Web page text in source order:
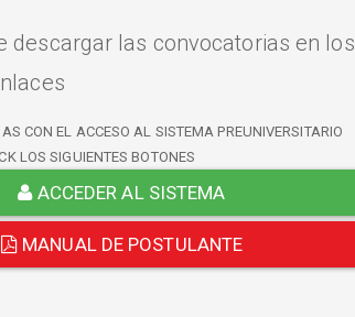
descargar las convocatorias en los
CON EL ACCESO AL SISTEMA PREUNIVERSITARIO
LOS SIGUIENTES BOTONES
ACCEDER AL SISTEMA
MANUAL DE POSTULANTE